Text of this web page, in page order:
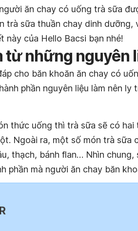
ăn chay có uống trà sữa
trà sữa thuần chay dinh dưỡng,
này của Hello Bacsi bạn nhé!
từ những nguyên
cho băn khoăn ăn chay có
phần nguyên liệu làm nên
thức uống thì trà sữa sẽ có hai
Ngoài ra, một số món trà sữa
thạch, bánh flan… Nhìn
phần mà người ăn chay băn